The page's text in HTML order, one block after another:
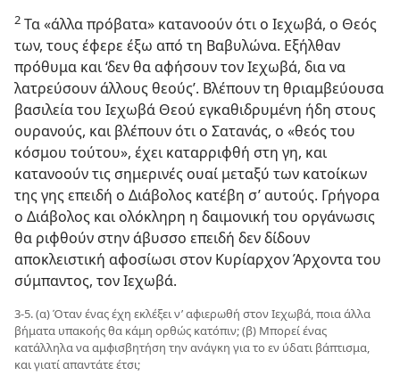
2 Τα «άλλα πρόβατα» κατανοούν ότι ο Ιεχωβά, ο Θεός
των, τους έφερε έξω από τη Βαβυλώνα. Εξήλθαν
πρόθυμα και ‘δεν θα αφήσουν τον Ιεχωβά, δια να
λατρεύσουν άλλους θεούς’. Βλέπουν τη θριαμβεύουσα
βασιλεία του Ιεχωβά Θεού εγκαθιδρυμένη ήδη στους
ουρανούς, και βλέπουν ότι ο Σατανάς, ο «θεός του
κόσμου τούτου», έχει καταρριφθή στη γη, και
κατανοούν τις σημερινές ουαί μεταξύ των κατοίκων
της γης επειδή ο Διάβολος κατέβη σ’ αυτούς. Γρήγορα
ο Διάβολος και ολόκληρη η δαιμονική του οργάνωσις
θα ριφθούν στην άβυσσο επειδή δεν δίδουν
αποκλειστική αφοσίωσι στον Κυρίαρχον Άρχοντα του
σύμπαντος, τον Ιεχωβά.
3-5. (α) Όταν ένας έχη εκλέξει ν’ αφιερωθή στον Ιεχωβά, ποια άλλα
βήματα υπακοής θα κάμη ορθώς κατόπιν; (β) Μπορεί ένας
κατάλληλα να αμφισβητήση την ανάγκη για το εν ύδατι βάπτισμα,
και γιατί απαντάτε έτσι;